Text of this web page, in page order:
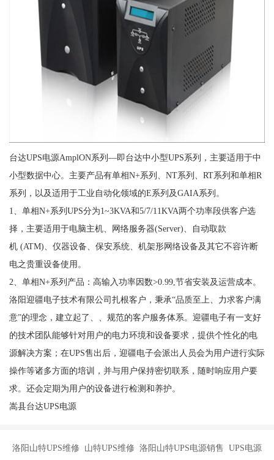
台达UPS电源AmplON系列—即台达中小型UPS系列，主要适用于中
小型数据中心。主要产品有单相N+系列、NT系列、RT系列和单相R
系列，以及适用于工业自动化领域的E系列及GAIA系列。
1、单相N+系列UPS分为1~3KVA和5/7/11KVA两个功率段供客户选
择，主要适用于电脑主机、网络服务器(Server)、自动取款
机 (ATM)、仪器设备、保安系统、机架形网络设备及其它不容许断
电之贵重设备使用。
2、单相N+系列产品：高输入功率因数>0.99,节省安装及运营成本。
洛阳迎疆电子技术有限公司扎根客户，秉承“品质至上、力求客户满
意”的理念，建立起了、、规范的客户服务体系。迎疆电子有一支好
的技术团队能够针对用户的电力环境和设备要求，提供个性化的电
源解决方案；在UPS售出后，迎疆电子会派出人员会为用户进行实际
操作等诸多方面的培训，并与用户保持密切联系，随时响应用户要
求。还会定期为用户的设备进行检测和养护。
嵩县台达UPS电源
洛阳山特UPS维修 山特UPS维修 洛阳山特UPS电源销售 UPS电源